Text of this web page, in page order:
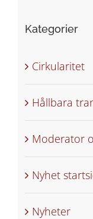
Kategorier
Cirkularitet
Hållbara
Moderator
Nyhet
Nyheter